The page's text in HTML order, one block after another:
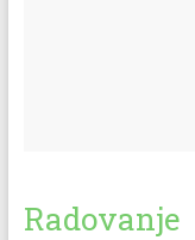
Radovanje